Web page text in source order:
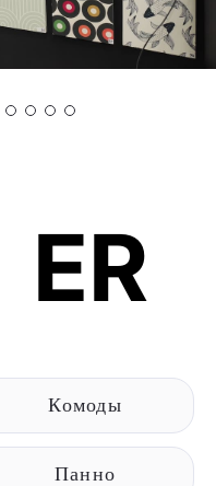
ER
Комоды
Панно